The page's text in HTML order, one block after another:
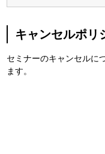
キャンセルポリ
セミナーのキャンセルに
ます。